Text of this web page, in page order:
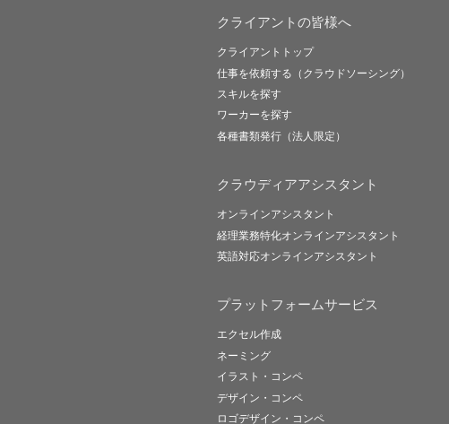
クライアントの皆様へ
クライアントトップ
仕事を依頼する（クラウドソーシング）
スキルを探す
ワーカーを探す
各種書類発行（法人限定）
クラウディアアシスタント
オンラインアシスタント
経理業務特化オンラインアシスタント
英語対応オンラインアシスタント
プラットフォームサービス
エクセル作成
ネーミング
イラスト・コンペ
デザイン・コンペ
ロゴデザイン・コンペ